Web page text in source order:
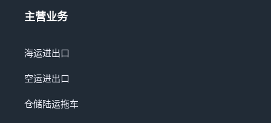
主营业务
海运进出口
空运进出口
仓储陆运拖车